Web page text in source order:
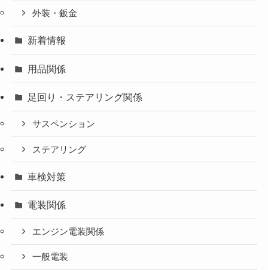
外装・鈑金
新着情報
用品関係
足回り・ステアリング関係
サスペンション
ステアリング
車検対策
電装関係
エンジン電装関係
一般電装